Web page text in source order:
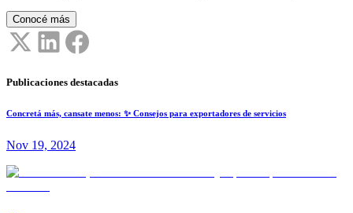
Conocé más
Publicaciones destacadas
Concretá más, cansate menos: ✨ Consejos para exportadores de servicios
Nov 19, 2024